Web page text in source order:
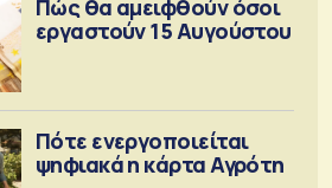
Πώς θα αμειφθούν όσοι
εργαστούν 15 Αυγούστου
Πότε ενεργοποιείται
ψηφιακά η κάρτα Αγρότη